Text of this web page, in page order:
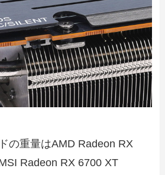
の重量はAMD Radeon RX
Radeon RX 6700 XT